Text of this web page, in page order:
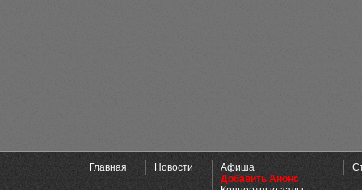
Главная Новости
Афиша
Добавить Анонс